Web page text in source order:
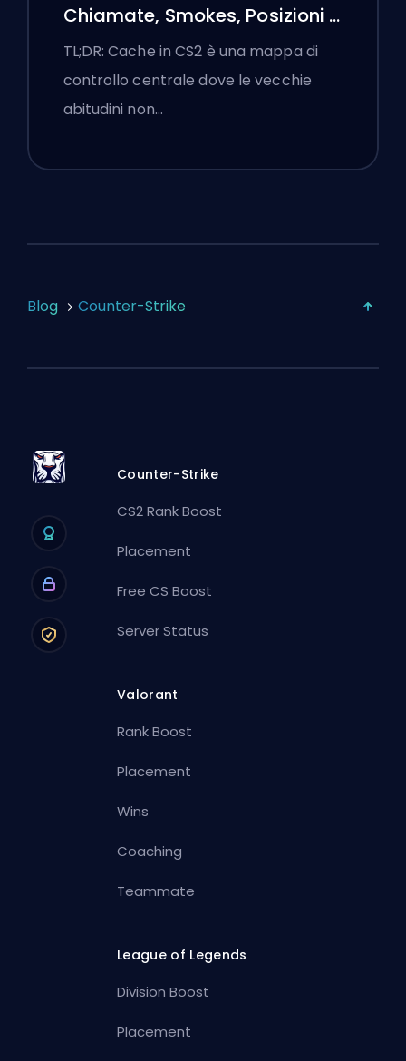
Chiamate, Smokes, Posizioni e
Suggerimenti Premier
TL;DR: Cache in CS2 è una mappa di
controllo centrale dove le vecchie
abitudini non…
Blog Counter-Strike
Counter-Strike
CS2 Rank Boost
Placement
Free CS Boost
Server Status
Valorant
Rank Boost
Placement
Wins
Coaching
Teammate
League of Legends
Division Boost
Placement